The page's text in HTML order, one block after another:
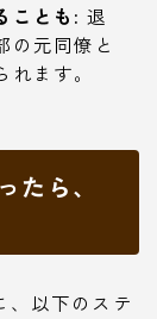
ことも: 退
の元同僚と
ます。
たら、
、以下のステ